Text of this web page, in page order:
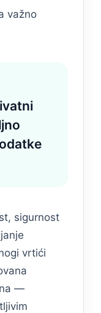
važno
sigurnost
vrtići
—